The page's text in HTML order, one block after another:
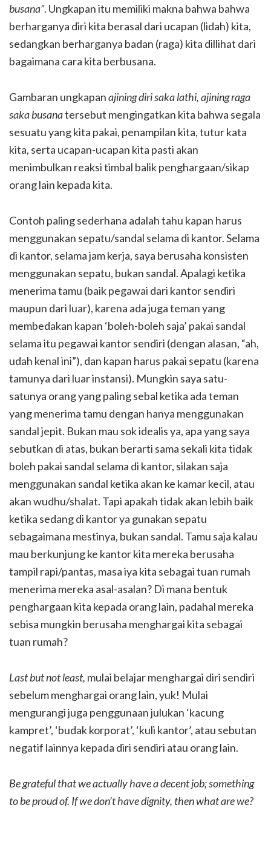
busana”. Ungkapan itu memiliki makna bahwa bahwa
berharganya diri kita berasal dari ucapan (lidah) kita,
sedangkan berharganya badan (raga) kita dillihat dari
bagaimana cara kita berbusana.
Gambaran ungkapanajining diri saka lathi, ajining raga
saka busanatersebut mengingatkan kita bahwa segala
sesuatu yang kita pakai, penampilan kita, tutur kata
kita, serta ucapan-ucapan kita pasti akan
menimbulkan reaksi timbal balik penghargaan/sikap
orang lain kepada kita.
Contoh paling sederhana adalah tahu kapan harus
menggunakan sepatu/sandal selama di kantor. Selama
di kantor, selama jam kerja, saya berusaha konsisten
menggunakan sepatu, bukan sandal. Apalagi ketika
menerima tamu (baik pegawai dari kantor sendiri
maupun dari luar), karena ada juga teman yang
membedakan kapan ‘boleh-boleh saja’ pakai sandal
selama itu pegawai kantor sendiri (dengan alasan, “ah,
udah kenal ini”), dan kapan harus pakai sepatu (karena
tamunya dari luar instansi). Mungkin saya satu-
satunya orang yang paling sebal ketika ada teman
yang menerima tamu dengan hanya menggunakan
sandal jepit. Bukan mau sok idealis ya, apa yang saya
sebutkan di atas, bukan berarti sama sekali kita tidak
boleh pakai sandal selama di kantor, silakan saja
menggunakan sandal ketika akan ke kamar kecil, atau
akan wudhu/shalat. Tapi apakah tidak akan lebih baik
ketika sedang di kantor ya gunakan sepatu
sebagaimana mestinya, bukan sandal. Tamu saja kalau
mau berkunjung ke kantor kita mereka berusaha
tampil rapi/pantas, masa iya kita sebagai tuan rumah
menerima mereka asal-asalan? Di mana bentuk
penghargaan kita kepada orang lain, padahal mereka
sebisa mungkin berusaha menghargai kita sebagai
tuan rumah?
Last but not least, mulai belajar menghargai diri sendiri
sebelum menghargai orang lain, yuk! Mulai
mengurangi juga penggunaan julukan ‘kacung
kampret’, ‘budak korporat’, ‘kuli kantor’, atau sebutan
negatif lainnya kepada diri sendiri atau orang lain.
Be grateful that we actually have a decent job; something
to be proud of. If we don’t have dignity, then what are we?